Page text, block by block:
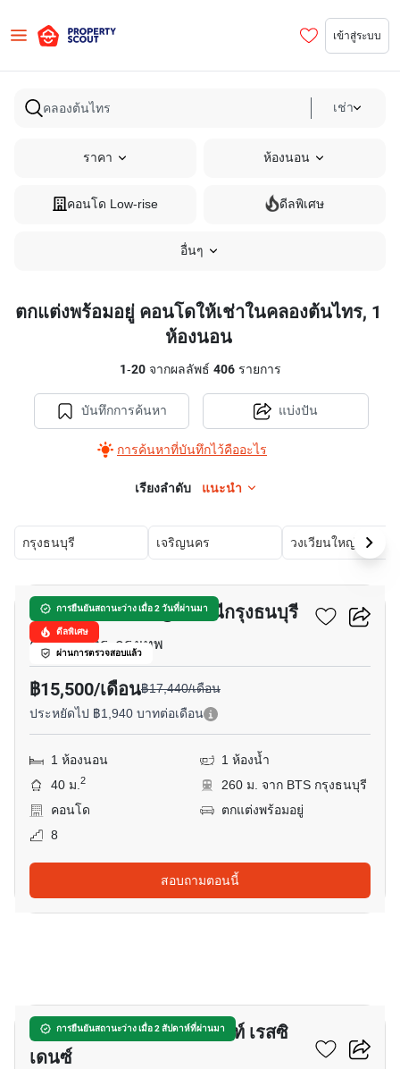
เข้าสู่ระบบ
เช่า
ราคา ห้องนอน
คอนโด Low-rise ดีลพิเศษ
อื่นๆ
ตกแต่งพร้อมอยู่ คอนโดให้เช่าในคลองต้นไทร, 1
ห้องนอน
1-20จากผลลัพธ์ 406รายการ
บันทึกการค้นหา
การค้นหาที่บันทึกไว้คืออะไร
แบ่งปัน
เรียงลำดับ แนะนำ
กรุงธนบุรี เจริญนคร วงเวียนใหญ่
การยืนยันสถานะว่าง เมื่อ 2 วันที่ผ่านมา
ดีลพิเศษ
ผ่านการตรวจสอบแล้ว
แบงค์คอก เฟ'ลิซ @ สถานีกรุงธนบุรี
คลองต้นไทร, กรุงเทพ
฿15,500/เดือน฿17,440/เดือน
ประหยัดไป ฿1,940 บาทต่อเดือน
1 ห้องนอน
1 ห้องน้ำ
40 ม.2
260 ม. จาก BTS กรุงธนบุรี
คอนโด
ตกแต่งพร้อมอยู่
8
สอบถามตอนนี้
การยืนยันสถานะว่าง เมื่อ 2 สัปดาห์ที่ผ่านมา
แมกโนเลียส์ วอเตอร์ฟรอนท์ เรสซิ
เดนซ์